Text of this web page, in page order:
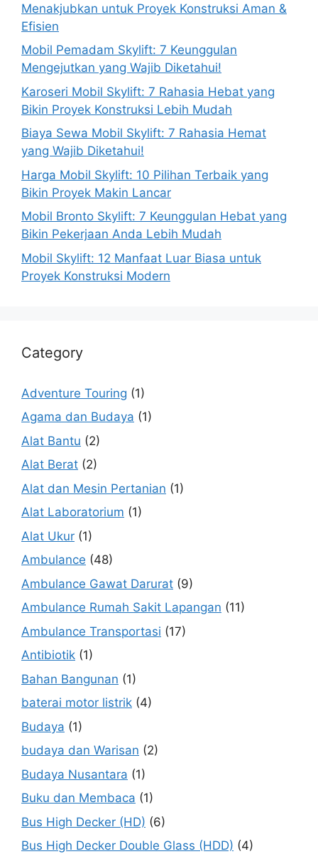
Menakjubkan untuk Proyek Konstruksi Aman &
Efisien
Mobil Pemadam Skylift: 7 Keunggulan
Mengejutkan yang Wajib Diketahui!
Karoseri Mobil Skylift: 7 Rahasia Hebat yang
Bikin Proyek Konstruksi Lebih Mudah
Biaya Sewa Mobil Skylift: 7 Rahasia Hemat
yang Wajib Diketahui!
Harga Mobil Skylift: 10 Pilihan Terbaik yang
Bikin Proyek Makin Lancar
Mobil Bronto Skylift: 7 Keunggulan Hebat yang
Bikin Pekerjaan Anda Lebih Mudah
Mobil Skylift: 12 Manfaat Luar Biasa untuk
Proyek Konstruksi Modern
Category
Adventure Touring (1)
Agama dan Budaya (1)
Alat Bantu (2)
Alat Berat (2)
Alat dan Mesin Pertanian (1)
Alat Laboratorium (1)
Alat Ukur (1)
Ambulance (48)
Ambulance Gawat Darurat (9)
Ambulance Rumah Sakit Lapangan (11)
Ambulance Transportasi (17)
Antibiotik (1)
Bahan Bangunan (1)
baterai motor listrik (4)
Budaya (1)
budaya dan Warisan (2)
Budaya Nusantara (1)
Buku dan Membaca (1)
Bus High Decker (HD) (6)
Bus High Decker Double Glass (HDD) (4)